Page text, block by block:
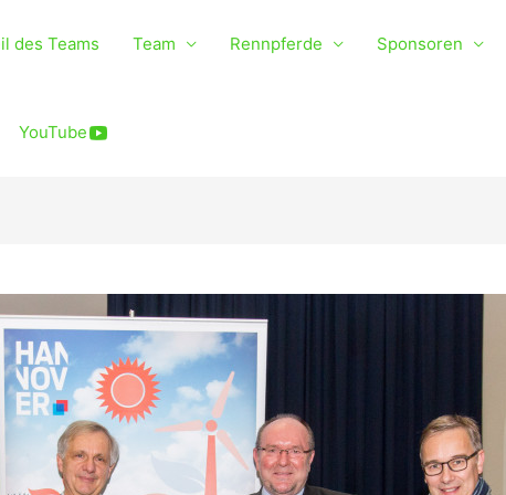
des Teams Team Rennpferde Sponsoren
YouTube